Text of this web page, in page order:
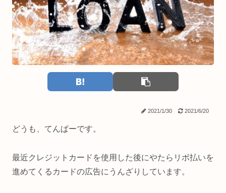
2021/1/30 2021/6/20
どうも、てんぱーです。
最近クレジットカードを使用した後にやたらリボ払いを
進めてくるカードの広告にうんざりしています。